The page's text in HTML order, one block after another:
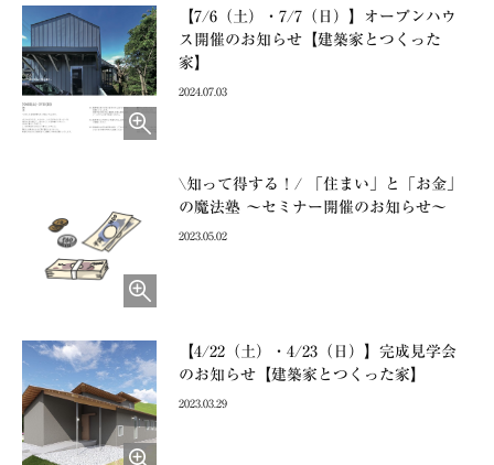
【7/6（土）・7/7（日）】オープンハウ
ス開催のお知らせ【建築家とつくった
家】
2024.07.03
\知って得する！/ 「住まい」と「お金」
の魔法塾 ～セミナー開催のお知らせ～
2023.05.02
【4/22（土）・4/23（日）】完成見学会
のお知らせ【建築家とつくった家】
2023.03.29